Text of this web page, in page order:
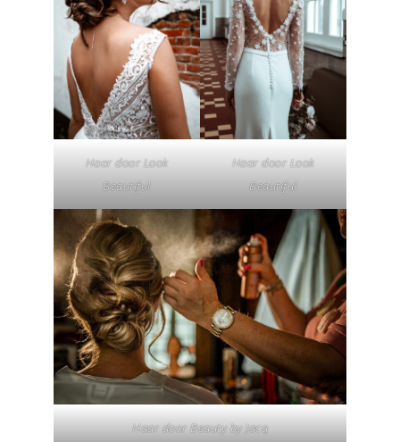
Haar door Look
Beautiful
Haar door Look
Beautiful
Haar door Beauty by Jacq